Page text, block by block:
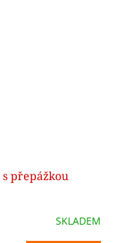
přepážkou
SKLADEM